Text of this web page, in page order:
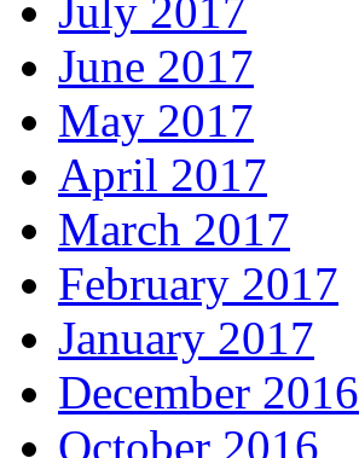
July 2017
June 2017
May 2017
April 2017
March 2017
February 2017
January 2017
December 2016
October 2016